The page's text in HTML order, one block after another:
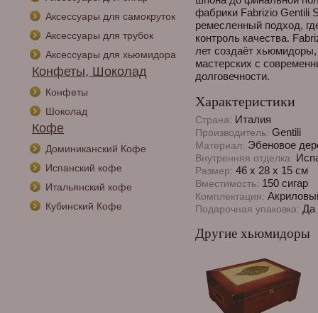
Аксессуары для самокруток
Аксессуары для трубок
Аксессуары для хьюмидора
Конфеты, Шоколад
Конфеты
Шоколад
Кофе
Доминиканский Кофе
Испанский кофе
Итальянский кофе
Кубинский Кофе
фабрики Fabrizio Gentili
ремесленный подход,
контроль качества.
лет создаёт
мастерских с
долговечности.
Характеристики
Страна: Италия
Производитель: Gentili
Материал: Эбеновое
Внутренняя отделка:
Размер: 46 х 28 х 15 см
Вместимость: 150 сигар
Комплектация:
Подарочная упаковка: Да
Другие хьюмидоры